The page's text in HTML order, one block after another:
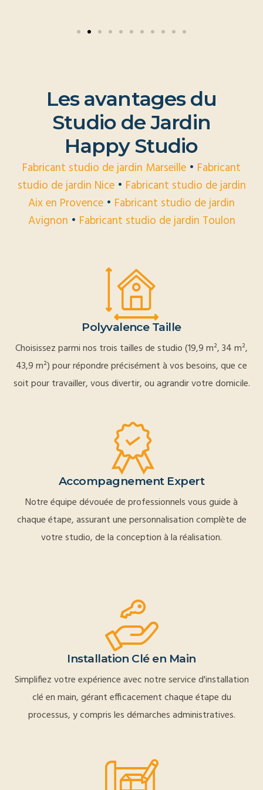
Les avantages du
Studio deJardin
Happy Studio
Fabricant studio de jardin Marseille • Fabricant
studio de jardin Nice• Fabricant studio de jardin
Aix en Provence • Fabricant studio de jardin
Avignon • Fabricant studio de jardin Toulon
Polyvalence Taille
Choisissez parmi nos trois tailles de studio (19,9 m², 34 m²,
43,9 m²) pour répondre précisément à vos besoins, que ce
soit pour travailler, vous divertir, ou agrandir votre domicile.
Accompagnement Expert
Notre équipe dévouée de professionnels vous guide à
chaque étape, assurant une personnalisation complète de
votre studio, de la conception à la réalisation.
Installation Clé en Main
Simplifiez votre expérience avec notre service d'installation
clé en main, gérant efficacement chaque étape du
processus, y compris les démarches administratives.